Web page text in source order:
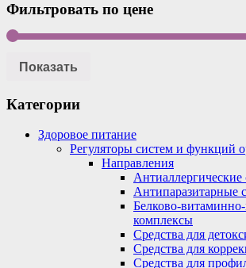
Фильтровать по цене
Показать
Категории
Здоровое питание
Регуляторы систем и функций
Направления
Антиаллергические
Антипаразитарные
Белково-
комплексы
Средства для
Средства для
Средства для